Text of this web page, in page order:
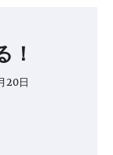
！
20日